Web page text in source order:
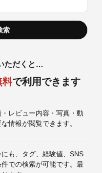
ただくと…
料で利用できます
レビュー内容・写真・動
情報が閲覧できます。
も、タグ、経験値、SNS
での検索が可能です。最